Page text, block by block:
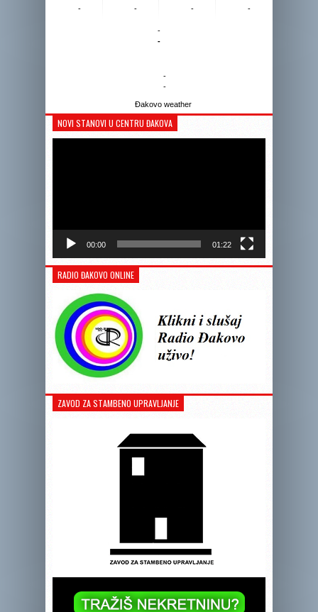
-
-
-
-
-
-
-
-
Đakovo weather
NOVI STANOVI U CENTRU ĐAKOVA
00:00 01:22
RADIO ĐAKOVO ONLINE
ZAVOD ZA STAMBENO UPRAVLJANJE